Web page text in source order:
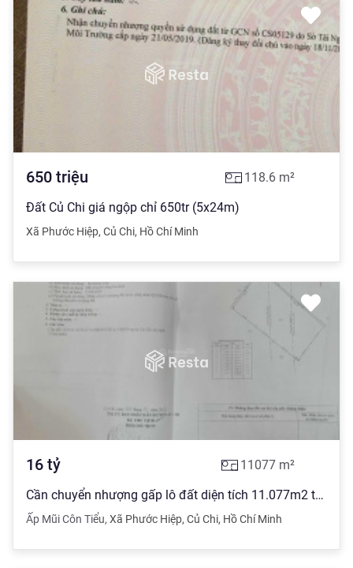
650 triệu 118.6 m²
Đất Củ Chi giá ngộp chỉ 650tr (5x24m)
Xã Phước Hiệp, Củ Chi, Hồ Chí Minh
16 tỷ 11077 m²
Cần chuyển nhượng gấp lô đất diện tích 11.077m2 tại ấp Mũi Côn Tiểu, Xã Phước Hiệp, Huyện Củ Chi
Ấp Mũi Côn Tiểu, Xã Phước Hiệp, Củ Chi, Hồ Chí Minh